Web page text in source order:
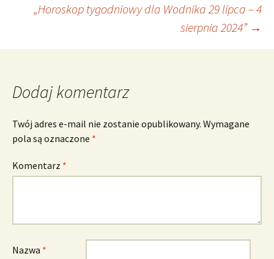
wpisu
„Horoskop tygodniowy dla Wodnika 29 lipca – 4
sierpnia 2024” →
Dodaj komentarz
Twój adres e-mail nie zostanie opublikowany. Wymagane
pola są oznaczone *
Komentarz *
Nazwa *